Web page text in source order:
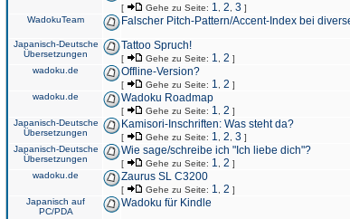
[ Gehe zu Seite: 1 2 3 ]
WadokuTeam Falscher Pitch-Pattern/Accent-Index bei
Japanisch-Deutsche
Übersetzungen
Tattoo Spruch!
[ Gehe zu Seite: 1 2 ]
wadoku.de Offline-Version?
[ Gehe zu Seite: 1 2 ]
wadoku.de Wadoku Roadmap
[ Gehe zu Seite: 1 2 ]
Japanisch-Deutsche
Übersetzungen
Kamisori-Inschriften: Was steht da?
[ Gehe zu Seite: 1 2 3 ]
Japanisch-Deutsche
Übersetzungen
Wie sage/schreibe ich "Ich liebe dich"?
[ Gehe zu Seite: 1 2 ]
wadoku.de Zaurus SL C3200
[ Gehe zu Seite: 1 2 ]
Japanisch auf
PC/PDA
Wadoku für Kindle